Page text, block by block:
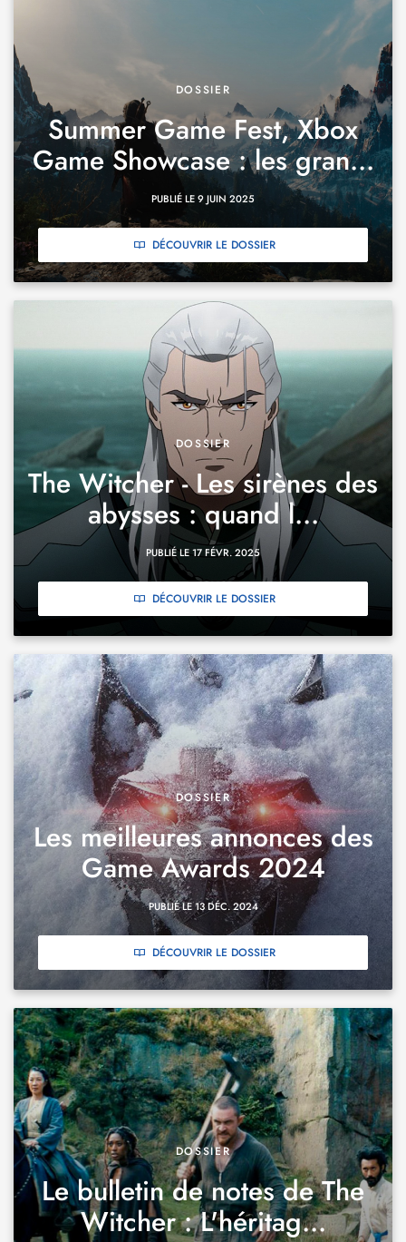
DOSSIER
Summer Game Fest, Xbox
Game Showcase : les gran...
PUBLIÉ LE 9 JUIN 2025
DÉCOUVRIR LE DOSSIER
DOSSIER
The Witcher - Les sirènes des
abysses : quand l...
PUBLIÉ LE 17 FÉVR. 2025
DÉCOUVRIR LE DOSSIER
DOSSIER
Les meilleures annonces des
Game Awards 2024
PUBLIÉ LE 13 DÉC. 2024
DÉCOUVRIR LE DOSSIER
DOSSIER
Le bulletin de notes de The
Witcher : L'héritag...